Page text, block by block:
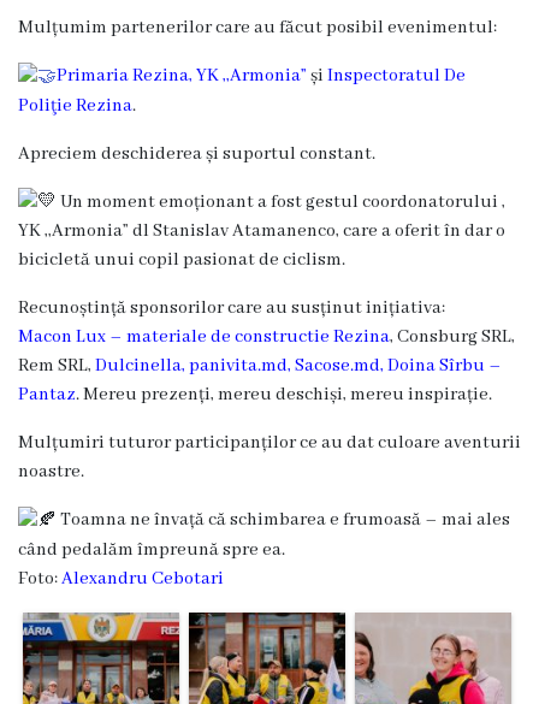
primăriei
Competențele
Dispozițiile
primarului
Plăți
salariale
încasate
Întreprinderi
subordonate
Grădinița
nr.1
,,Leagănul
copilăriei”
Mulțumim partenerilor care au făcut posibil evenimentul:
Primaria Rezina, YK ,,Armonia” și Inspectoratul De
Poliţie Rezina.
Apreciem deschiderea și suportul constant.
Un moment emoționant a fost gestul coordonatorului ,
YK ,,Armonia” dl Stanislav Atamanenco, care a oferit în dar o
bicicletă unui copil pasionat de ciclism.
Recunoștință sponsorilor care au susținut inițiativa:
Macon Lux – materiale de constructie Rezina, Consburg SRL,
Rem SRL, Dulcinella, panivita.md, Sacose.md, Doina Sîrbu –
Pantaz. Mereu prezenți, mereu deschiși, mereu inspirație.
Mulțumiri tuturor participanților ce au dat culoare aventurii
noastre.
Toamna ne învață că schimbarea e frumoasă – mai ales
când pedalăm împreună spre ea.
Foto:Alexandru Cebotari